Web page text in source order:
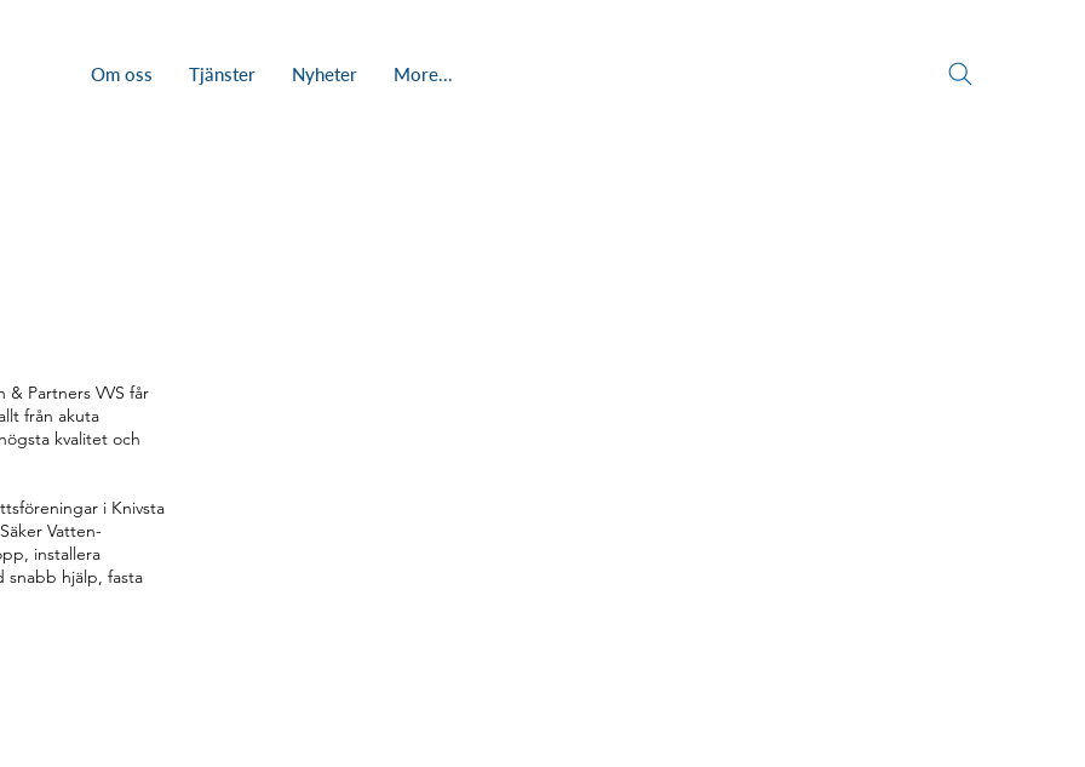
Om oss Tjänster Nyheter More...
Partners VVS får
från akuta
kvalitet och
i Knivsta
Vatten-
installera
snabb hjälp, fasta